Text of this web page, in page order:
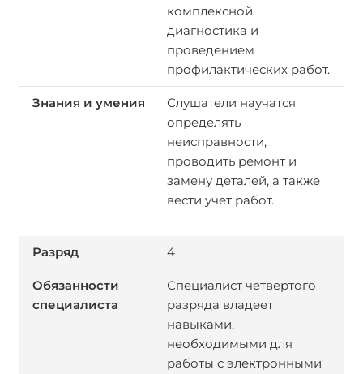
комплексной
диагностика и
проведением
профилактических работ.
Слушатели научатся
определять
неисправности,
проводить ремонт и
замену деталей, а также
вести учет работ.
4
Специалист четвертого
разряда владеет
навыками,
необходимыми для
работы с электронными